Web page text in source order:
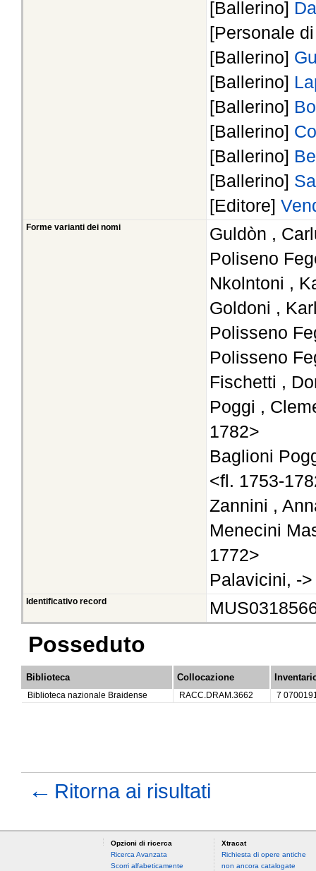
[Ballerino]
[Personale
[Ballerino]
[Ballerino]
[Ballerino]
[Ballerino]
[Ballerino]
[Ballerino]
[Editore]
Forme varianti dei nomi
Guldòn ,
Poliseno
Nkolntoni ,
Goldoni ,
Polisseno
Polisseno
Fischetti ,
Poggi ,
1782>
Baglioni
<fl. 1753-
Zannini ,
Menecini
1772>
Palavicini, -
Identificativo record
Posseduto
Biblioteca Collocazione
Biblioteca nazionale Braidense RACC.DRAM.3662 7
← Ritorna ai risultati
Opzioni di ricerca
Ricerca Avanzata
Scorri alfabeticamente
Xtracat
Richiesta di opere antiche
non ancora catalogate